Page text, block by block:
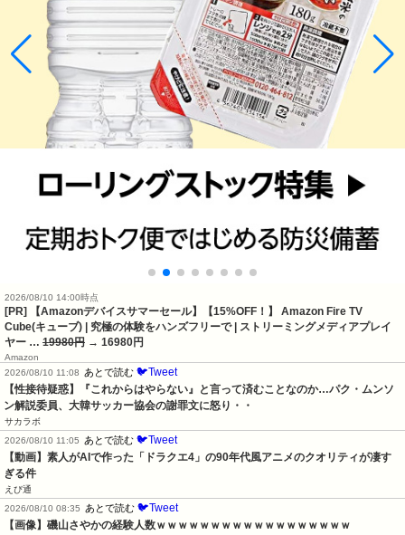
2026/08/10 14:00時点
[PR] 【Amazonデバイスサマーセール】【15%OFF！】 Amazon Fire TV
Cube(キューブ) | 究極の体験をハンズフリーで | ストリーミングメディアプレイ
ヤー … 19980円 → 16980円
Amazon
2026/08/10 11:08 あとで読む 🐦Tweet
【性接待疑惑】『これからはやらない』と言って済むことなのか…パク・ムンソ
ン解説委員、大韓サッカー協会の謝罪文に怒り・・
サカラボ
2026/08/10 11:05 あとで読む 🐦Tweet
【動画】素人がAIで作った「ドラクエ4」の90年代風アニメのクオリティが凄す
ぎる件
えび通
2026/08/10 08:35 あとで読む 🐦Tweet
【画像】磯山さやかの経験人数ｗｗｗｗｗｗｗｗｗｗｗｗｗｗｗｗｗｗ